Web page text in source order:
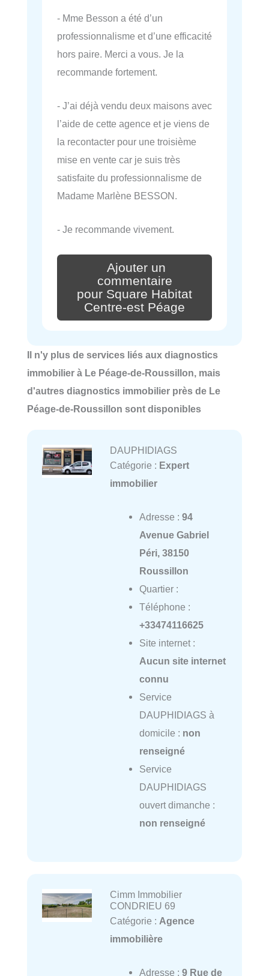
- Mme Besson a été d’un
professionnalisme et d’une efficacité
hors paire. Merci a vous. Je la
recommande fortement.
- J’ai déjà vendu deux maisons avec
l’aide de cette agence et je viens de
la recontacter pour une troisième
mise en vente car je suis très
satisfaite du professionnalisme de
Madame Marlène BESSON.
- Je recommande vivement.
Ajouter un
commentaire
pour Square Habitat
Centre-est Péage
Il n'y plus de services liés aux diagnostics
immobilier à Le Péage-de-Roussillon, mais
d'autres diagnostics immobilier près de Le
Péage-de-Roussillon sont disponibles
DAUPHIDIAGS
Catégorie : Expert
immobilier
Adresse : 94
Avenue Gabriel
Péri, 38150
Roussillon
Quartier :
Téléphone :
+33474116625
Site internet :
Aucun site internet
connu
Service
DAUPHIDIAGS à
domicile : non
renseigné
Service
DAUPHIDIAGS
ouvert dimanche :
non renseigné
Cimm Immobilier
CONDRIEU 69
Catégorie : Agence
immobilière
Adresse : 9 Rue de